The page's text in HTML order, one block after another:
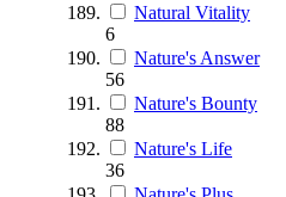
Natural Vitality
6
Nature's Answer
56
Nature's Bounty
88
Nature's Life
36